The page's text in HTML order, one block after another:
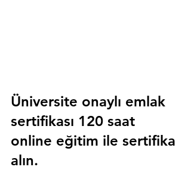
Üniversite onaylı emlak
sertifikası 120 saat
online eğitim ile sertifika
alın.